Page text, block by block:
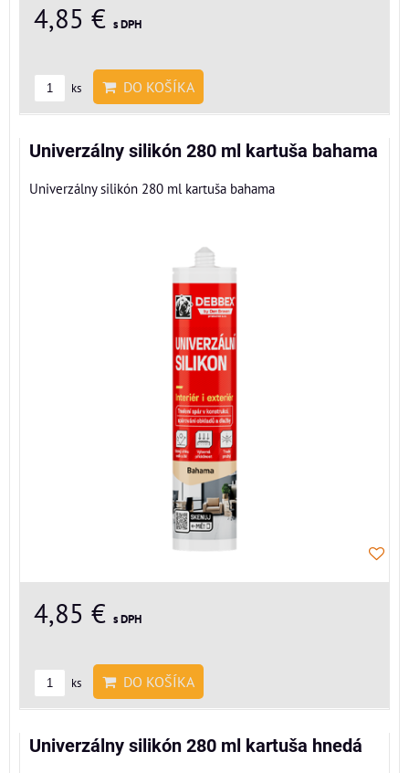
4,85 € s DPH
ks DO KOŠÍKA
Univerzálny silikón 280 ml kartuša bahama
Univerzálny silikón 280 ml kartuša bahama
4,85 € s DPH
ks DO KOŠÍKA
Univerzálny silikón 280 ml kartuša hnedá